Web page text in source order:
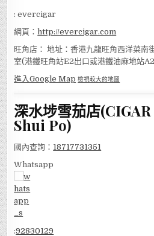
: evercigar
網頁：http://evercigar.com
旺角店： 地址：香港九龍旺角西洋菜南
室(港鐵旺角站E2出口或港鐵油麻地站
進入Google Map 檢視較大的地圖
深水埗雪茄店
Shui Po)
國內查詢： 18717731351
Whatsapp
:92830129